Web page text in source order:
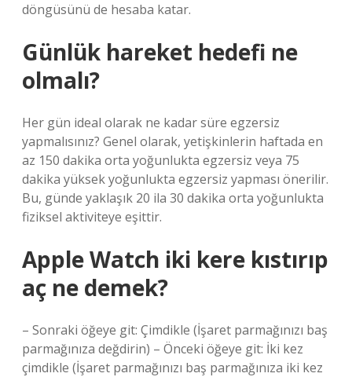
döngüsünü de hesaba katar.
Günlük hareket hedefi ne
olmalı?
Her gün ideal olarak ne kadar süre egzersiz
yapmalısınız? Genel olarak, yetişkinlerin haftada en
az 150 dakika orta yoğunlukta egzersiz veya 75
dakika yüksek yoğunlukta egzersiz yapması önerilir.
Bu, günde yaklaşık 20 ila 30 dakika orta yoğunlukta
fiziksel aktiviteye eşittir.
Apple Watch iki kere kıstırıp
aç ne demek?
– Sonraki öğeye git: Çimdikle (İşaret parmağınızı baş
parmağınıza değdirin) – Önceki öğeye git: İki kez
çimdikle (İşaret parmağınızı baş parmağınıza iki kez